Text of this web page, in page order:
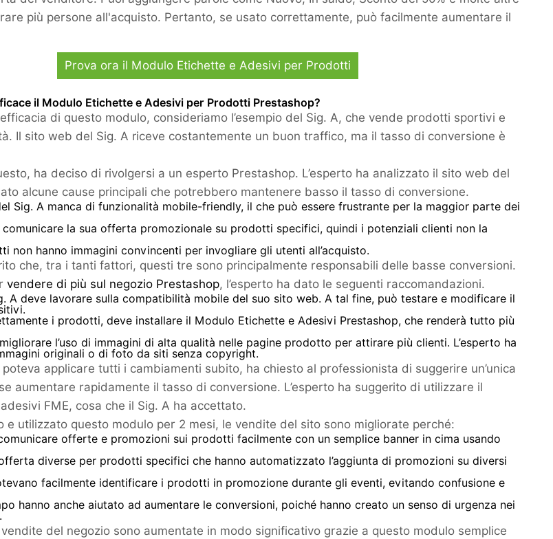
più persone all'acquisto. Pertanto, se usato correttamente, può facilmente aumentare il
Prova ora il Modulo Etichette e Adesivi per Prodotti
il Modulo Etichette e Adesivi per Prodotti Prestashop?
di questo modulo, consideriamo l’esempio del Sig. A, che vende prodotti sportivi e
Il sito web del Sig. A riceve costantemente un buon traffico, ma il tasso di conversione è
ha deciso di rivolgersi a un esperto Prestashop. L’esperto ha analizzato il sito web del
alcune cause principali che potrebbero mantenere basso il tasso di conversione.
Sig. A manca di funzionalità mobile-friendly, il che può essere frustrante per la maggior parte dei
comunicare la sua offerta promozionale su prodotti specifici, quindi i potenziali clienti non la
non hanno immagini convincenti per invogliare gli utenti all’acquisto.
che, tra i tanti fattori, questi tre sono principalmente responsabili delle basse conversioni.
vendere di più sul negozio Prestashop, l’esperto ha dato le seguenti raccomandazioni.
A deve lavorare sulla compatibilità mobile del suo sito web. A tal fine, può testare e modificare il
i prodotti, deve installare il Modulo Etichette e Adesivi Prestashop, che renderà tutto più
l’uso di immagini di alta qualità nelle pagine prodotto per attirare più clienti. L’esperto ha
originali o di foto da siti senza copyright.
poteva applicare tutti i cambiamenti subito, ha chiesto al professionista di suggerire un’unica
aumentare rapidamente il tasso di conversione. L’esperto ha suggerito di utilizzare il
FME, cosa che il Sig. A ha accettato.
e utilizzato questo modulo per 2 mesi, le vendite del sito sono migliorate perché:
offerte e promozioni sui prodotti facilmente con un semplice banner in cima usando
diverse per prodotti specifici che hanno automatizzato l’aggiunta di promozioni su diversi
facilmente identificare i prodotti in promozione durante gli eventi, evitando confusione e
hanno anche aiutato ad aumentare le conversioni, poiché hanno creato un senso di urgenza nei
del negozio sono aumentate in modo significativo grazie a questo modulo semplice